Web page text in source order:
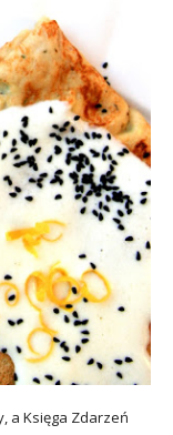
a Księga Zdarzeń